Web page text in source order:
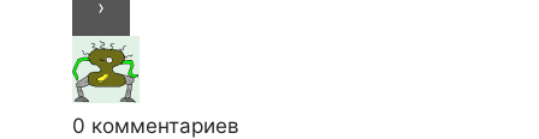
0 комментариев